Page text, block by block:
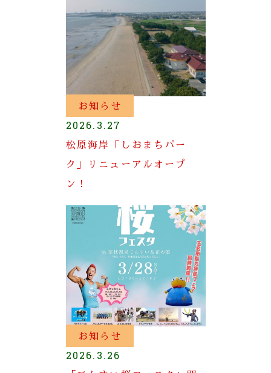
お知らせ
2026.3.27
松原海岸「しおまちパー
ク」リニューアルオープ
ン！
お知らせ
2026.3.26